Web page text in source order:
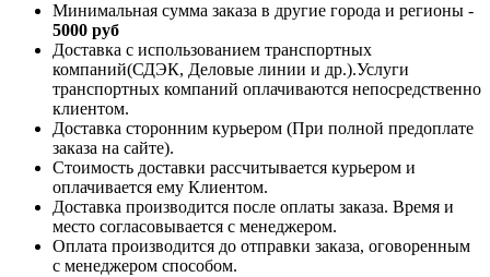
Минимальная сумма заказа в другие города и регионы -
5000 руб
Доставка с использованием транспортных
компаний(СДЭК, Деловые линии и др.).Услуги
транспортных компаний оплачиваются непосредственно
клиентом.
Доставка сторонним курьером (При полной предоплате
заказа на сайте).
Стоимость доставки рассчитывается курьером и
оплачивается ему Клиентом.
Доставка производится после оплаты заказа. Время и
место согласовывается с менеджером.
Оплата производится до отправки заказа, оговоренным
с менеджером способом.